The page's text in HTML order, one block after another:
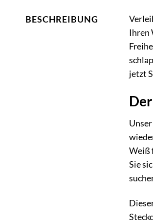
BESCHREIBUNG
Ihren
jetzt
Weiß
Sie